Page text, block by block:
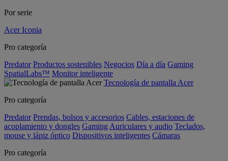
Por serie
Acer Iconia
Pro categoría
Predator Productos sostenibles Negocios Día a día Gaming
SpatialLabs™ Monitor inteligente
Tecnología de pantalla Acer
Pro categoría
Predator Prendas, bolsos y accesorios Cables, estaciones de
acoplamiento y dongles Gaming Auriculares y audio Teclados,
mouse y lápiz óptico Dispositivos inteligentes Cámaras
Pro categoría